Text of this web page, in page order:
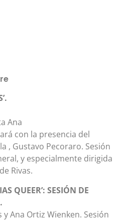
Ana
con la presencia del
, Gustavo Pecoraro. Sesión
y especialmente dirigida
Rivas.
QUEER’: SESIÓN DE
y Ana Ortiz Wienken. Sesión